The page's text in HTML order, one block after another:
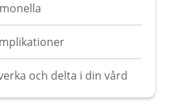
och delta i din vård